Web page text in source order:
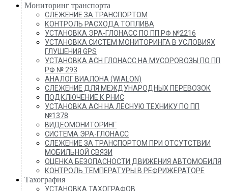
Мониторинг транспорта
СЛЕЖЕНИЕ ЗА ТРАНСПОРТОМ
КОНТРОЛЬ РАСХОДА ТОПЛИВА
УСТАНОВКА ЭРА-ГЛОНАСС ПО ПП РФ №2216
УСТАНОВКА СИСТЕМ МОНИТОРИНГА В УСЛОВИЯХ
ГЛУШЕНИЯ GPS
УСТАНОВКА АСН ГЛОНАСС НА МУСОРОВОЗЫ ПО ПП
РФ № 293
АНАЛОГ ВИАЛОНА (WIALON)
СЛЕЖЕНИЕ ДЛЯ МЕЖДУНАРОДНЫХ ПЕРЕВОЗОК
ПОДКЛЮЧЕНИЕ К РНИС
УСТАНОВКА АСН НА ЛЕСНУЮ ТЕХНИКУ ПО ПП
№1378
ВИДЕОМОНИТОРИНГ
СИСТЕМА ЭРА-ГЛОНАСС
СЛЕЖЕНИЕ ЗА ТРАНСПОРТОМ ПРИ ОТСУТСТВИИ
МОБИЛЬНОЙ СВЯЗИ
ОЦЕНКА БЕЗОПАСНОСТИ ДВИЖЕНИЯ АВТОМОБИЛЯ
КОНТРОЛЬ ТЕМПЕРАТУРЫ В РЕФРИЖЕРАТОРЕ
Тахография
УСТАНОВКА ТАХОГРАФОВ